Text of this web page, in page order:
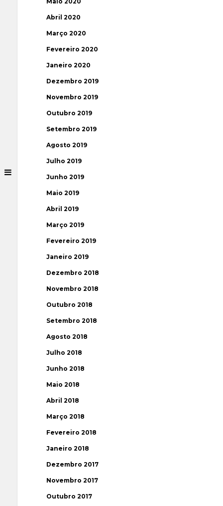
Abril 2020
Março 2020
Fevereiro 2020
Janeiro 2020
Dezembro 2019
Novembro 2019
Outubro 2019
Setembro 2019
Agosto 2019
Julho 2019
Junho 2019
Maio 2019
Abril 2019
Março 2019
Fevereiro 2019
Janeiro 2019
Dezembro 2018
Novembro 2018
Outubro 2018
Setembro 2018
Agosto 2018
Julho 2018
Junho 2018
Maio 2018
Abril 2018
Março 2018
Fevereiro 2018
Janeiro 2018
Dezembro 2017
Novembro 2017
Outubro 2017